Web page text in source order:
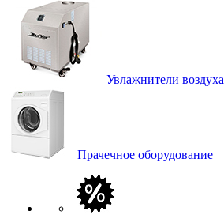
Увлажнители воздуха
Прачечное оборудование